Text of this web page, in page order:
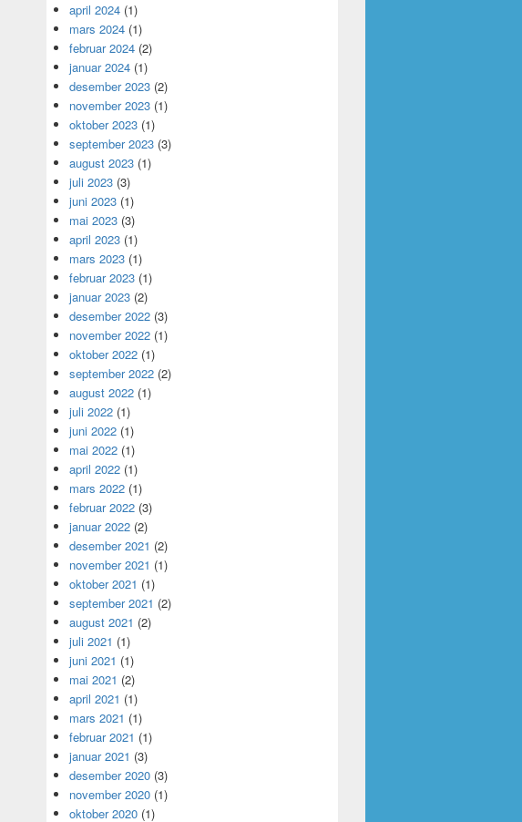
april 2024 (1)
mars 2024 (1)
februar 2024 (2)
januar 2024 (1)
desember 2023 (2)
november 2023 (1)
oktober 2023 (1)
september 2023 (3)
august 2023 (1)
juli 2023 (3)
juni 2023 (1)
mai 2023 (3)
april 2023 (1)
mars 2023 (1)
februar 2023 (1)
januar 2023 (2)
desember 2022 (3)
november 2022 (1)
oktober 2022 (1)
september 2022 (2)
august 2022 (1)
juli 2022 (1)
juni 2022 (1)
mai 2022 (1)
april 2022 (1)
mars 2022 (1)
februar 2022 (3)
januar 2022 (2)
desember 2021 (2)
november 2021 (1)
oktober 2021 (1)
september 2021 (2)
august 2021 (2)
juli 2021 (1)
juni 2021 (1)
mai 2021 (2)
april 2021 (1)
mars 2021 (1)
februar 2021 (1)
januar 2021 (3)
desember 2020 (3)
november 2020 (1)
oktober 2020 (1)